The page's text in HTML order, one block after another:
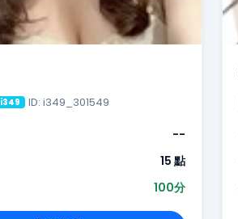
i349 ID: i349_301549
--
15 點
100分